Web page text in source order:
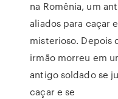
na Romênia, um
aliados para caçar
misterioso. Depois
irmão morreu em
antigo soldado se
caçar e se